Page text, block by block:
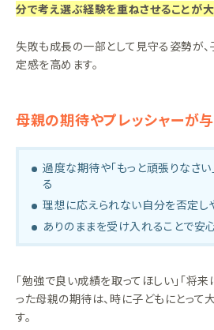
分で考え選ぶ経験を重ねさせることが大
失敗も成長の一部として見守る姿勢が
定感を高めます。
母親の期待やプレッシャーが
過度な期待や「もっと頑張りなさい
る
理想に応えられない自分を否定し
ありのままを受け入れることで安
「勉強で良い成績を取ってほしい」「将来
った母親の期待は、時に子どもにとって
す。